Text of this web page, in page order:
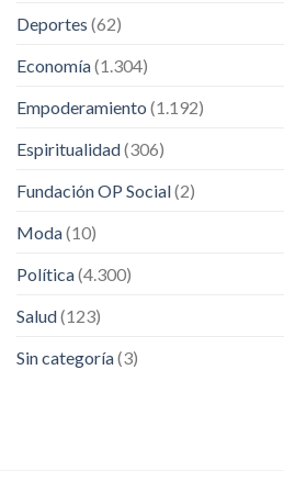
Deportes (62)
Economía(1.304)
Empoderamiento (1.192)
Espiritualidad(306)
Fundación OP Social(2)
Moda(10)
Política(4.300)
Salud(123)
Sin categoría(3)